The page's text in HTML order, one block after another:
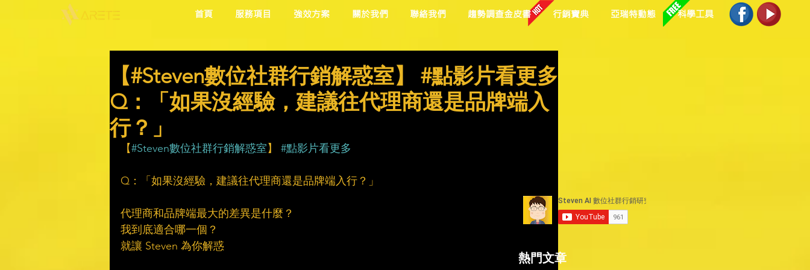
首頁 服務項目 強效方案 關於我們 聯絡我們 趨勢調查金皮書 行銷寶典 亞瑞特動態 科學工具
【#Steven數位社群行銷解惑室】 #點影片看更多​
Q：「如果沒經驗，建議往代理商還是品牌端入
行？」
【#Steven數位社群行銷解惑室】 #點影片看更多
Q：「如果沒經驗，建議往代理商還是品牌端入行？」
代理商和品牌端最大的差異是什麼？
我到底適合哪一個？
就讓 Steven 為你解惑
熱門文章